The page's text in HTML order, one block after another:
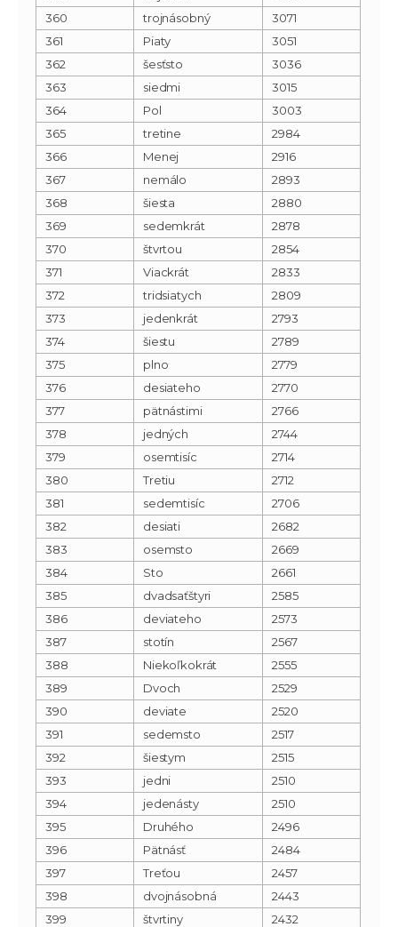
360
trojnásobný
3071
361
Piaty
3051
362
šesťsto
3036
363
siedmi
3015
364
Pol
3003
365
tretine
2984
366
Menej
2916
367
nemálo
2893
368
šiesta
2880
369
sedemkrát
2878
370
štvrtou
2854
371
Viackrát
2833
372
tridsiatych
2809
373
jedenkrát
2793
374
šiestu
2789
375
plno
2779
376
desiateho
2770
377
pätnástimi
2766
378
jedných
2744
379
osemtisíc
2714
380
Tretiu
2712
381
sedemtisíc
2706
382
desiati
2682
383
osemsto
2669
384
Sto
2661
385
dvadsaťštyri
2585
386
deviateho
2573
387
stotín
2567
388
Niekoľkokrát
2555
389
Dvoch
2529
390
deviate
2520
391
sedemsto
2517
392
šiestym
2515
393
jedni
2510
394
jedenásty
2510
395
Druhého
2496
396
Pätnásť
2484
397
Treťou
2457
398
dvojnásobná
2443
399
štvrtiny
2432